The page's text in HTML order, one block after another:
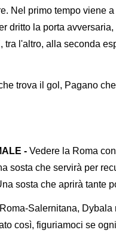
Nel primo tempo viene
dritto la porta
tra l'altro, alla seconda
trova il gol, Pagano
- Vedere la Roma
sosta che servirà per
sosta che aprirà tante
Salernitana,
così, figuriamoci se